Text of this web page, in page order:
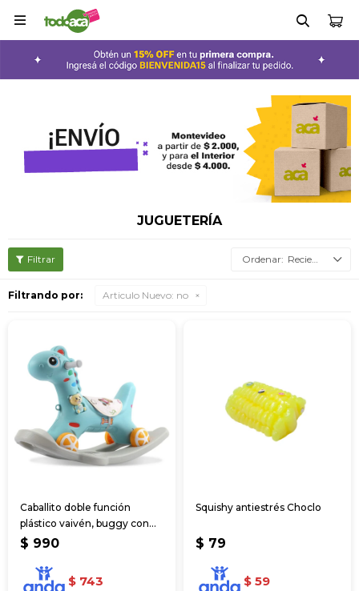

JUGUETERÍA
Recientes
Filtrando por: Articulo Nuevo: no
Caballito doble función
plástico vaivén, buggy con
sonido
$ 990
$ 743
Squishy antiestrés Choclo
$ 79
$ 59